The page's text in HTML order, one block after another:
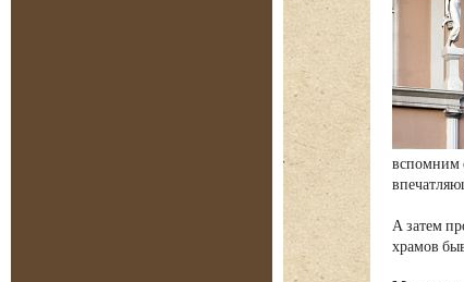
вспомним
А затем
храмов